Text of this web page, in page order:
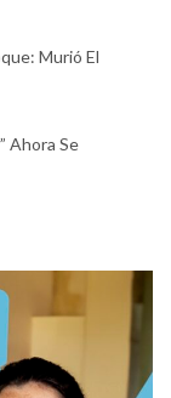
Murió El
Ahora Se